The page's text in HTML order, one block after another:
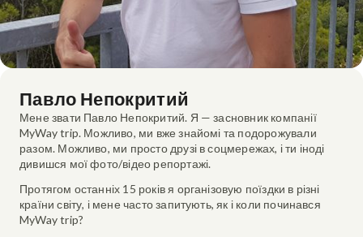
Павло Непокритий
Мене звати Павло Непокритий. Я — засновник компанії
MyWay trip. Можливо, ми вже знайомі та подорожували
разом. Можливо, ми просто друзі в соцмережах, і ти іноді
дивишся мої фото/відео репортажі.
Протягом останніх 15 років я організовую поїздки в різні
країни світу, і мене часто запитують, як і коли починався
MyWay trip?